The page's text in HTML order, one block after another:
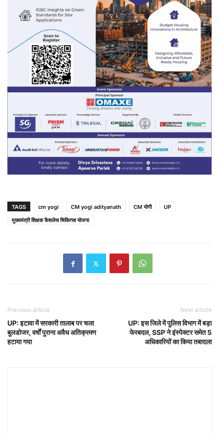
TAGS cm yogi CM yogi adityanath CM योगी
UP
मुख्यमंत्री शिक्षक कैशलेस चिकित्सा योजना
Previous article
UP: इटावा में सरकारी तालाब पर चला
बुलडोजर, वर्षों पुराना अवैध अतिक्रमण
हटाया गया
Next article
UP: इस जिले में पुलिस विभाग में बड़ा
फेरबदल, SSP ने इंस्पेक्टर समेत 5
अधिकारियों का किया तबादला